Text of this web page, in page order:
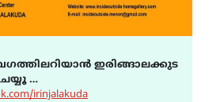
ഇരിങ്ങാലക്കുട
…
irinjalakuda